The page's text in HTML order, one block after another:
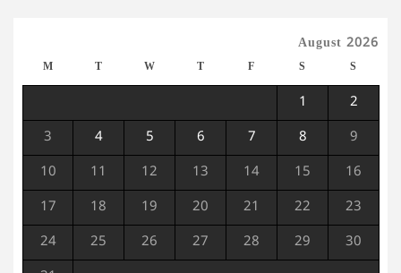
August 2026
M T W T F S S
1 2
3 4 5 6 7 8 9
10 11 12 13 14 15 16
17 18 19 20 21 22 23
24 25 26 27 28 29 30